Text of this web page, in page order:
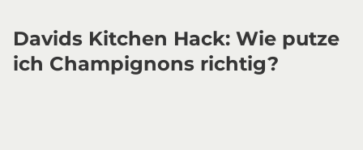
Davids Kitchen Hack: Wie putze
ich Champignons richtig?